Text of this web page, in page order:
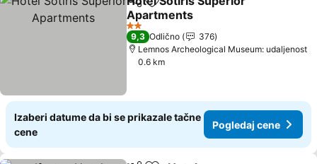
Deli Dodati u favorite
Apartments
2 Zvezdice
9,3 Odlično
376
Lemnos Archeological Museum: udaljenost
0.6 km
Izaberi datume da bi se prikazale tačne
cene
Pogledaj cene